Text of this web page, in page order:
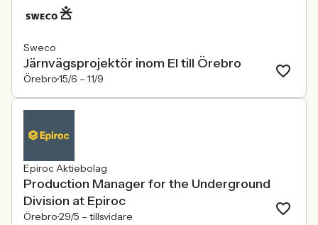
Sweco
Järnvägsprojektör inom El till Örebro
Örebro15/6 – 11/9
Epiroc Aktiebolag
Production Manager for the Underground
Division at Epiroc
Örebro29/5 – tillsvidare